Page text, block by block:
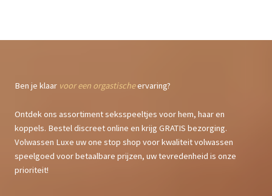
Ben je klaar voor een orgastischeervaring?
Ontdek ons assortiment seksspeeltjes voor hem, haar en
koppels. Bestel discreet online en krijg GRATIS bezorging.
Volwassen Luxe uw one stop shop voor kwaliteit volwassen
speelgoed voor betaalbare prijzen, uw tevredenheid is onze
prioriteit!